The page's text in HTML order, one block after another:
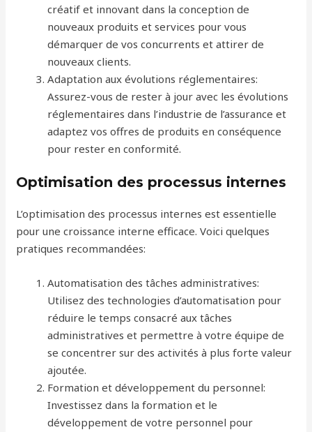
créatif et innovant dans la conception de
nouveaux produits et services pour vous
démarquer de vos concurrents et attirer de
nouveaux clients.
Adaptation aux évolutions réglementaires:
Assurez-vous de rester à jour avec les évolutions
réglementaires dans l’industrie de l’assurance et
adaptez vos offres de produits en conséquence
pour rester en conformité.
Optimisation des processus internes
L’optimisation des processus internes est essentielle
pour une croissance interne efficace. Voici quelques
pratiques recommandées:
Automatisation des tâches administratives:
Utilisez des technologies d’automatisation pour
réduire le temps consacré aux tâches
administratives et permettre à votre équipe de
se concentrer sur des activités à plus forte valeur
ajoutée.
Formation et développement du personnel:
Investissez dans la formation et le
développement de votre personnel pour